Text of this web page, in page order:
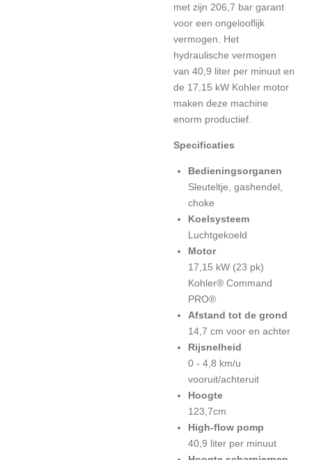
met zijn 206,7 bar garant
voor een ongelooflijk
vermogen. Het
hydraulische vermogen
van 40,9 liter per minuut en
de 17,15 kW Kohler motor
maken deze machine
enorm productief.
Specificaties
Bedieningsorganen
Sleuteltje, gashendel,
choke
Koelsysteem
Luchtgekoeld
Motor
17,15 kW (23 pk)
Kohler® Command
PRO®
Afstand tot de grond
14,7 cm voor en achter
Rijsnelheid
0 - 4,8 km/u
vooruit/achteruit
Hoogte
123,7cm
High-flow pomp
40,9 liter per minuut